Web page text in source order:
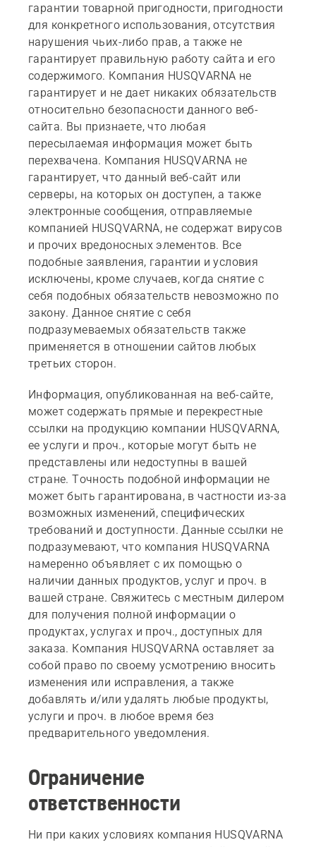
гарантии товарной пригодности, пригодности
для конкретного использования, отсутствия
нарушения чьих-либо прав, а также не
гарантирует правильную работу сайта и его
содержимого. Компания HUSQVARNA не
гарантирует и не дает никаких обязательств
относительно безопасности данного веб-
сайта. Вы признаете, что любая
пересылаемая информация может быть
перехвачена. Компания HUSQVARNA не
гарантирует, что данный веб-сайт или
серверы, на которых он доступен, а также
электронные сообщения, отправляемые
компанией HUSQVARNA, не содержат вирусов
и прочих вредоносных элементов. Все
подобные заявления, гарантии и условия
исключены, кроме случаев, когда снятие с
себя подобных обязательств невозможно по
закону. Данное снятие с себя
подразумеваемых обязательств также
применяется в отношении сайтов любых
третьих сторон.
Информация, опубликованная на веб-сайте,
может содержать прямые и перекрестные
ссылки на продукцию компании HUSQVARNA,
ее услуги и проч., которые могут быть не
представлены или недоступны в вашей
стране. Точность подобной информации не
может быть гарантирована, в частности из-за
возможных изменений, специфических
требований и доступности. Данные ссылки не
подразумевают, что компания HUSQVARNA
намеренно объявляет с их помощью о
наличии данных продуктов, услуг и проч. в
вашей стране. Свяжитесь с местным дилером
для получения полной информации о
продуктах, услугах и проч., доступных для
заказа. Компания HUSQVARNA оставляет за
собой право по своему усмотрению вносить
изменения или исправления, а также
добавлять и/или удалять любые продукты,
услуги и проч. в любое время без
предварительного уведомления.
Ограничение
ответственности
Ни при каких условиях компания HUSQVARNA